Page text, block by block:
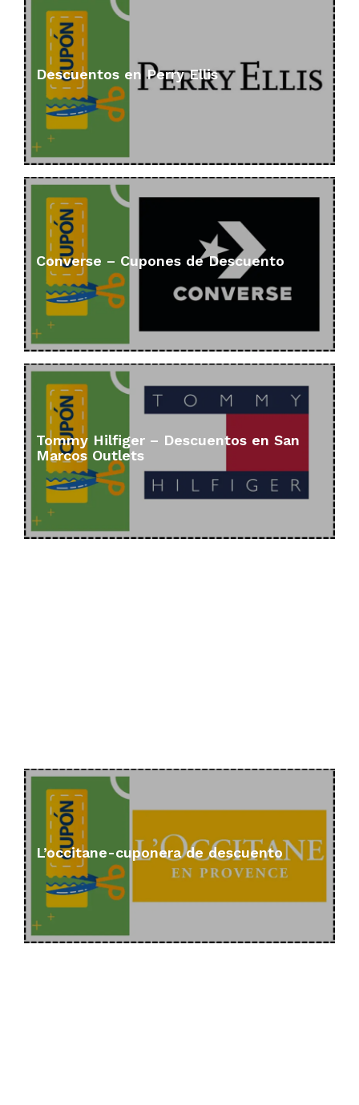
Descuentos en Perry Ellis
Converse – Cupones de Descuento
Tommy Hilfiger – Descuentos en San
Marcos Outlets
L’occitane-cuponera de descuento